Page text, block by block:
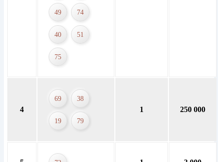
49 74
40 51
75
4
69 38
19 79
1 250 000